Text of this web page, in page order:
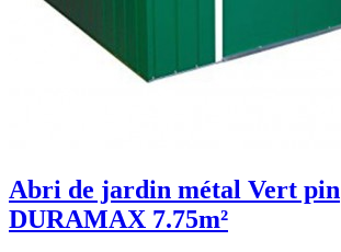
Abri de jardin métal Vert pin
DURAMAX 7.75m²